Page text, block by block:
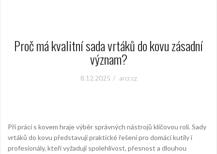
Proč má kvalitní sada vrtáků do kovu zásadní
význam?
8.12.2025 arcr.cz
Při práci s kovem hraje výběr správných nástrojů klíčovou roli. Sady
vrtáků do kovu představují praktické řešení pro domácí kutily i
profesionály, kteří vyžadují spolehlivost, přesnost a dlouhou